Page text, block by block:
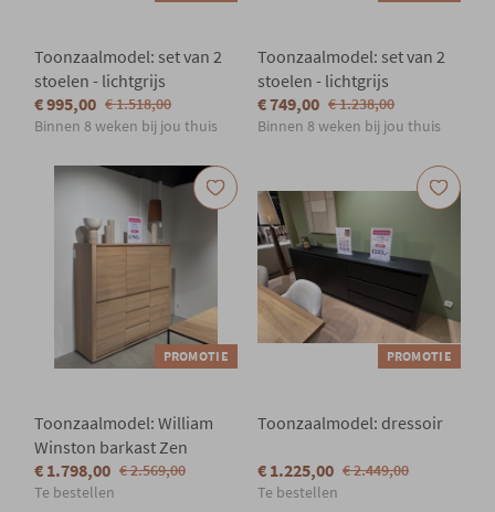
Toonzaalmodel: set van 2
stoelen - lichtgrijs
€ 995,00 € 1.518,00
Binnen 8 weken bij jou thuis
Toonzaalmodel: set van 2
stoelen - lichtgrijs
€ 749,00 € 1.238,00
Binnen 8 weken bij jou thuis
PROMOTIE
Toonzaalmodel: William
Winston barkast Zen
€ 1.798,00 € 2.569,00
Te bestellen
PROMOTIE
Toonzaalmodel: dressoir
€ 1.225,00 € 2.449,00
Te bestellen